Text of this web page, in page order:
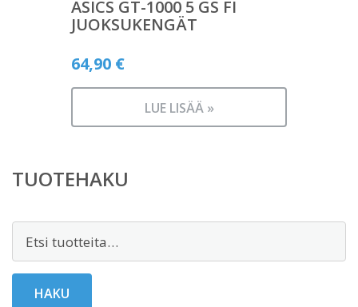
ASICS GT-1000 5 GS FI
JUOKSUKENGÄT
64,90 €
LUE LISÄÄ »
TUOTEHAKU
HAKU